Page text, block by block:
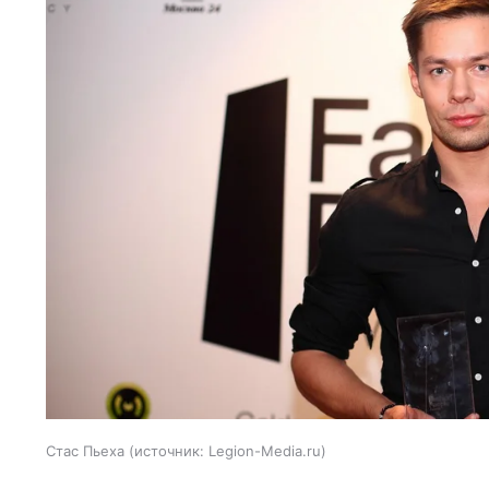
Стас Пьеха источник: Legion-Media.ru